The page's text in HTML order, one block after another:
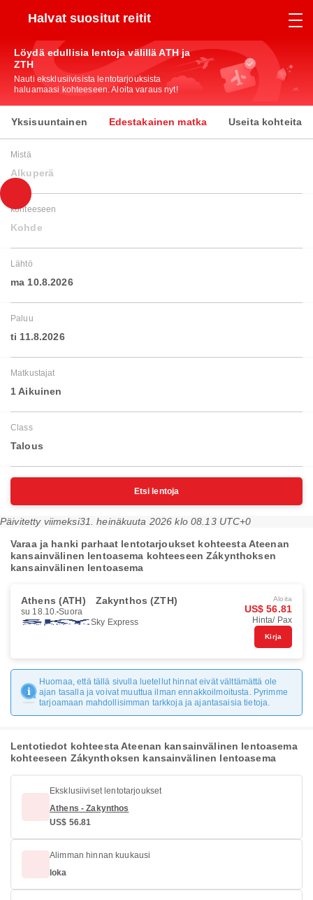
Halvat suositut reitit
Löydä edullisia lentoja välillä ATH ja
ZTH
Nauti eksklusiivisista lentotarjouksista
haluamaasi kohteeseen. Aloita varaus nyt!
Yksisuuntainen Edestakainen matka Useita kohteita
Mistä
Alkuperä
kohteeseen
Kohde
Lähtö
ma 10.8.2026
Paluu
ti 11.8.2026
Matkustajat
1 Aikuinen
Class
Talous
Etsi lentoja
Päivitetty viimeksi31. heinäkuuta 2026 klo 08.13 UTC+0
Varaa ja hanki parhaat lentotarjoukset kohteesta Ateenan
kansainvälinen lentoasema kohteeseen Zákynthoksen
kansainvälinen lentoasema
Athens (ATH) Zakynthos (ZTH)
su 18.10. Suora
Sky Express
Aloita
US$ 56.81
Hinta/ Pax
Kirja
Huomaa, että tällä sivulla luetellut hinnat eivät välttämättä ole
ajan tasalla ja voivat muuttua ilman ennakkoilmoitusta. Pyrimme
tarjoamaan mahdollisimman tarkkoja ja ajantasaisia tietoja.
Lentotiedot kohteesta Ateenan kansainvälinen lentoasema
kohteeseen Zákynthoksen kansainvälinen lentoasema
Eksklusiiviset lentotarjoukset
Athens - Zakynthos
US$ 56.81
Alimman hinnan kuukausi
loka